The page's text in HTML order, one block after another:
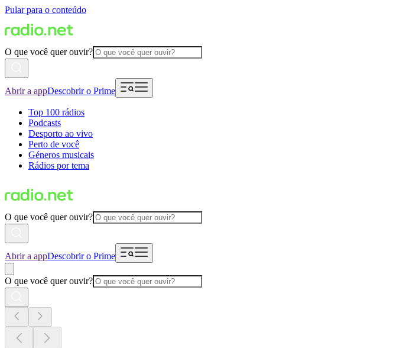
Pular para o conteúdo
O que você quer ouvir?
Abrir a appDescobrir o Prime
Top 100 rádios
Podcasts
Desporto ao vivo
Perto de você
Géneros musicais
Rádios por tema
O que você quer ouvir?
Abrir a appDescobrir o Prime
O que você quer ouvir?